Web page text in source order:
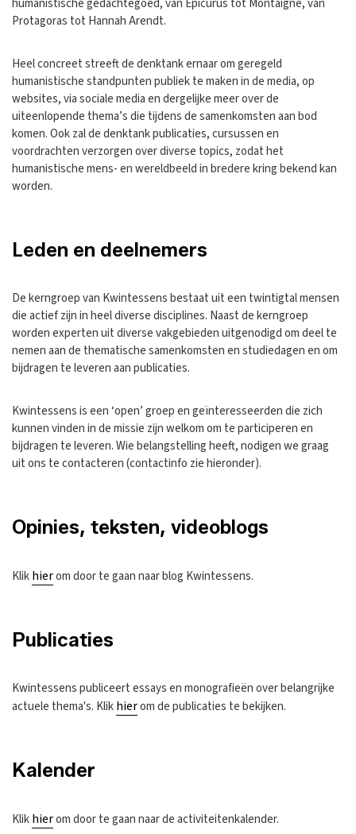
humanistische gedachtegoed, van Epicurus tot Montaigne, van
Protagoras tot Hannah Arendt.
Heel concreet streeft de denktank ernaar om geregeld
humanistische standpunten publiek te maken in de media, op
websites, via sociale media en dergelijke meer over de
uiteenlopende thema’s die tijdens de samenkomsten aan bod
komen. Ook zal de denktank publicaties, cursussen en
voordrachten verzorgen over diverse topics, zodat het
humanistische mens- en wereldbeeld in bredere kring bekend kan
worden.
Leden en deelnemers
De kerngroep van Kwintessens bestaat uit een twintigtal mensen
die actief zijn in heel diverse disciplines. Naast de kerngroep
worden experten uit diverse vakgebieden uitgenodigd om deel te
nemen aan de thematische samenkomsten en studiedagen en om
bijdragen te leveren aan publicaties.
Kwintessens is een ‘open’ groep en geïnteresseerden die zich
kunnen vinden in de missie zijn welkom om te participeren en
bijdragen te leveren. Wie belangstelling heeft, nodigen we graag
uit ons te contacteren (contactinfo zie hieronder).
Opinies, teksten, videoblogs
Klikhierom door te gaan naar blog Kwintessens.
Publicaties
Kwintessens publiceert essays en monografieën over belangrijke
actuele thema's. Klikhierom de publicaties te bekijken.
Kalender
Klikhierom door te gaan naar de activiteitenkalender.